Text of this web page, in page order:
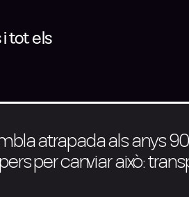
tot els
atrapada als anys
per canviar això: